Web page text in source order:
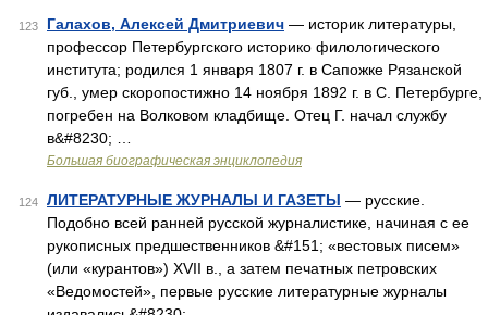
123 Галахов, Алексей Дмитриевич — историк литературы,
профессор Петербургского историко филологического
института; родился 1 января 1807 г. в Сапожке Рязанской
губ., умер скоропостижно 14 ноября 1892 г. в С. Петербурге,
погребен на Волковом кладбище. Отец Г. начал службу
в&#8230; …
Большая биографическая энциклопедия
124 ЛИТЕРАТУРНЫЕ ЖУРНАЛЫ И ГАЗЕТЫ — русские.
Подобно всей ранней русской журналистике, начиная с ее
рукописных предшественников &#151; «вестовых писем»
(или «курантов») XVII в., а затем печатных петровских
«Ведомостей», первые русские литературные журналы